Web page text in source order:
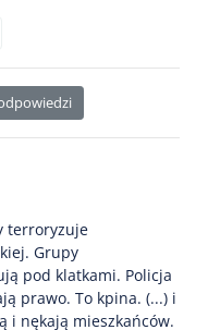
terroryzuje
Grupy
pod klatkami. Policja
prawo. To kpina. (...) i
i nękają mieszkańców.